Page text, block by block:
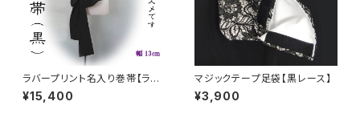
ラバープリント名入り巻帯【ラメ
入り黒】
¥15,400
マジックテープ足袋【黒レース】
¥3,900